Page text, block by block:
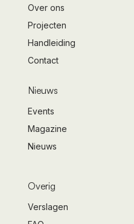
Over ons
Projecten
Handleiding
Contact
Nieuws
Events
Magazine
Nieuws
Overig
Verslagen